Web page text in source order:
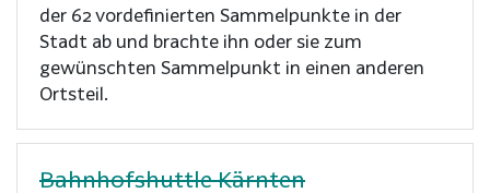
der 62 vordefinierten Sammelpunkte in der
Stadt ab und brachte ihn oder sie zum
gewünschten Sammelpunkt in einen anderen
Ortsteil.
Bahnhofshuttle Kärnten